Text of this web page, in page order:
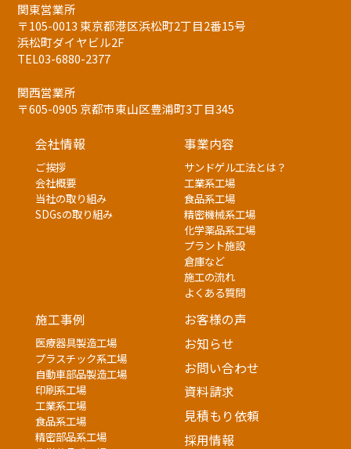
関東営業所
〒105-0013 東京都港区浜松町2丁目2番15号
浜松町ダイヤビル2F
TEL03-6880-2377
関西営業所
〒605-0905 京都市東山区豊浦町3丁目345
会社情報
ご挨拶
会社概要
当社の取り組み
SDGsの取り組み
事業内容
サンドゲル工法とは？
工業系工場
食品系工場
精密機械系工場
化学薬品系工場
プラント施設
倉庫など
施工の流れ
よくある質問
施工事例
医療器具製造工場
プラスチック系工場
自動車部品製造工場
印刷系工場
工業系工場
食品系工場
精密部品系工場
お客様の声
お知らせ
お問い合わせ
資料請求
見積もり依頼
採用情報